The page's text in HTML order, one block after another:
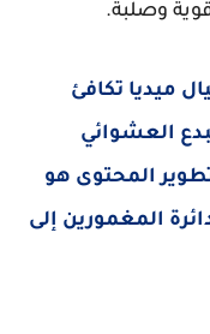
وصلبة.
ميديا تكافئ
العشوائي
المحتوى هو
المغمورين إلى